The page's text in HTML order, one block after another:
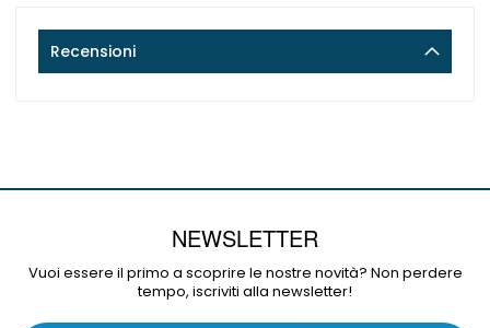
Recensioni
NEWSLETTER
Vuoi essere il primo a scoprire le nostre novità? Non perdere
tempo, iscriviti alla newsletter!